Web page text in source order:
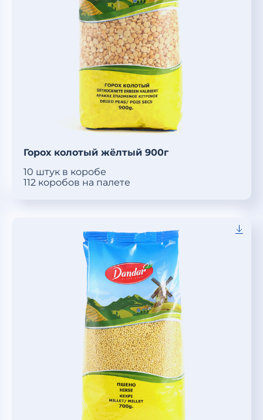
Горох колотый жёлтый 900г
10 штук в коробе
112 коробов на палете